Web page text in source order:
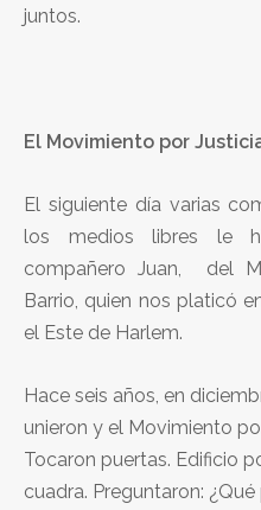
juntos.
El Movimiento por
El siguiente día varias
los medios libres le
compañero Juan, del
Barrio, quien nos platicó
el Este de Harlem.
Hace seis años, en
unieron y el Movimiento
Tocaron puertas. Edificio
cuadra. Preguntaron: